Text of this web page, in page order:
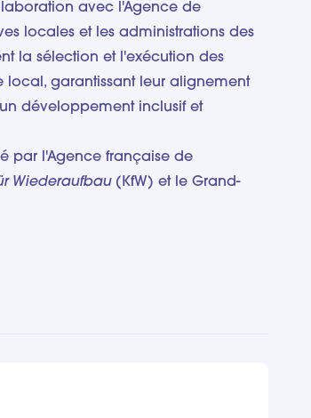
avec l'Agence de
locales et les administrations des
la sélection et l'exécution des
garantissant leur alignement
développement inclusif et
par l'Agence française de
Wiederaufbau(KfW) et le Grand-